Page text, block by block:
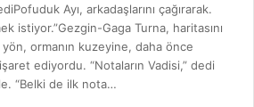
Ayı, arkadaşlarını çağırarak.
istiyor.”Gezgin-Gaga Turna, haritasını
ormanın kuzeyine, daha önce
ediyordu. “Notaların Vadisi,” dedi
“Belki de ilk nota…